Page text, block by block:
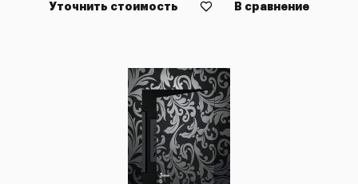
Уточнить стоимость В сравнение